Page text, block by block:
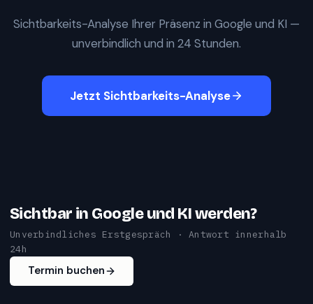
Sichtbarkeits-Analyse Ihrer Präsenz in Google und KI —
unverbindlich und in 24 Stunden.
Jetzt Sichtbarkeits-Analyse
Sichtbar in Google und KI werden?
Unverbindliches Erstgespräch · Antwort innerhalb
24h
Termin buchen